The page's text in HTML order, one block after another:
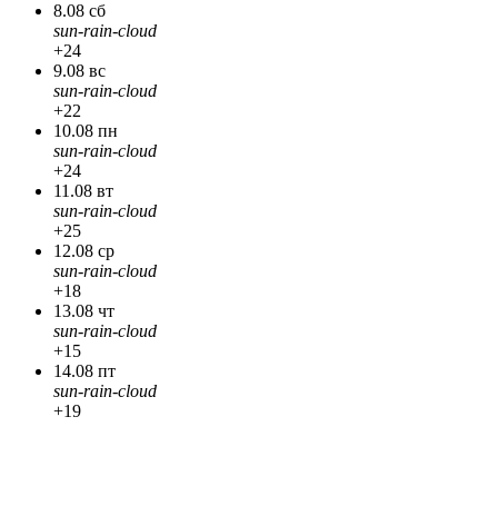
8.08 сб
sun-rain-cloud
+24
9.08 вс
sun-rain-cloud
+22
10.08 пн
sun-rain-cloud
+24
11.08 вт
sun-rain-cloud
+25
12.08 ср
sun-rain-cloud
+18
13.08 чт
sun-rain-cloud
+15
14.08 пт
sun-rain-cloud
+19